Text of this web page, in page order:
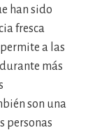
han sido
fresca
a las
más
son una
personas